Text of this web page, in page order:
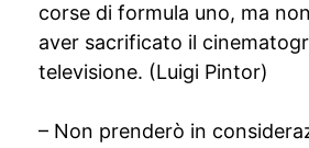
corse di formula uno, ma
aver sacrificato il
televisione. (Luigi Pintor)
– Non prenderò in